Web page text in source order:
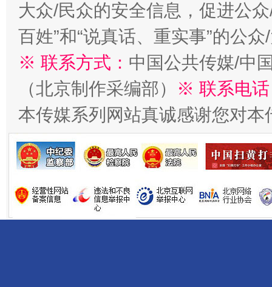
习近平的博鳌关键词
魏明亮
“刷贴”乱象丛生
生
大众/民众的安全信息，促进公
百姓”和“说真话、重实事”的公
※ 联系方式： 中国公共传媒/中
（北京制作采编部）
※ 联系电
本传媒系列网站真诚感谢您对